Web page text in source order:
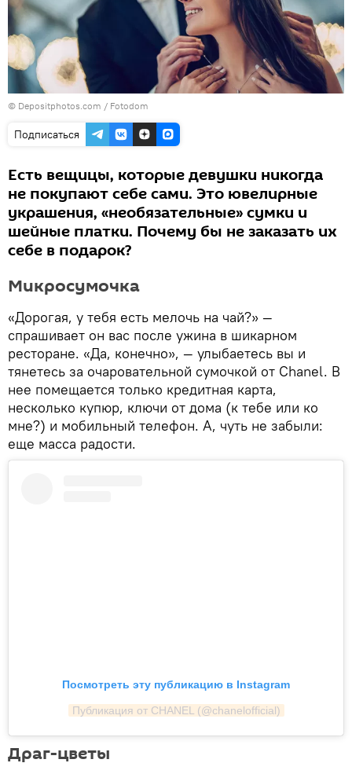
© Depositphotos.com / Fotodom
Подписаться
Есть вещицы, которые девушки никогда
не покупают себе сами. Это ювелирные
украшения, «необязательные» сумки и
шейные платки. Почему бы не заказать их
себе в подарок?
Микросумочка
«Дорогая, у тебя есть мелочь на чай?» —
спрашивает он вас после ужина в шикарном
ресторане. «Да, конечно», — улыбаетесь вы и
тянетесь за очаровательной сумочкой от Chanel. В
нее помещается только кредитная карта,
несколько купюр, ключи от дома (к тебе или ко
мне?) и мобильный телефон. А, чуть не забыли:
еще масса радости.
Посмотреть эту публикацию в Instagram
Публикация от CHANEL (@chanelofficial)
Драг-цветы